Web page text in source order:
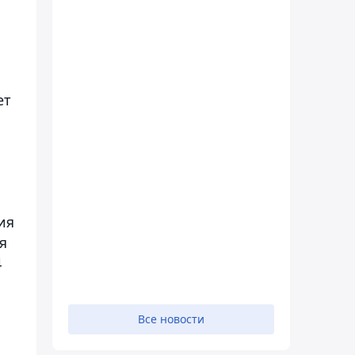
Все новости